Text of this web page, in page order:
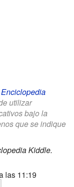
Enciclopedia
utilizar
bajo la
que se indique
Kiddle.
las 11:19